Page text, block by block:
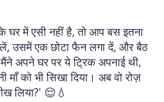
में एसी नहीं है, तो आप बस इतना
लें, उसमें एक छोटा फैन लगा दें, और बैठ
अपने घर पर ये ट्रिक अपनाई थी,
को भी सिखा दिया। अब वो रोज़
लिया?' 😌💧